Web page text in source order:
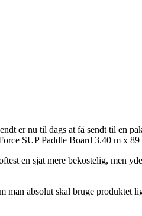
er nu til dags at få sendt til en
SUP Paddle Board 3.40 m x
en sjat mere bekostelig, men
absolut skal bruge produktet